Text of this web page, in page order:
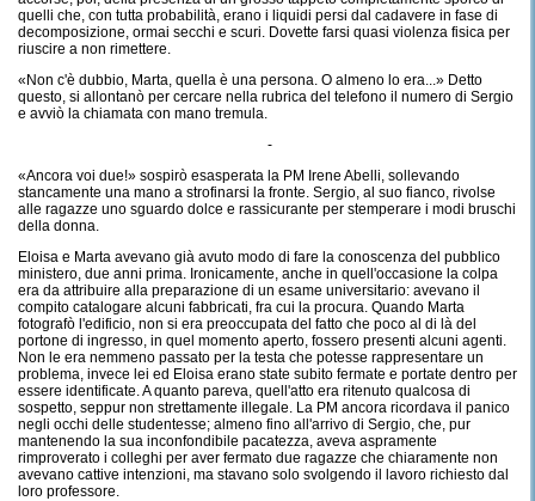
quelli che, con tutta probabilità, erano i liquidi persi dal cadavere in fase di
decomposizione, ormai secchi e scuri. Dovette farsi quasi violenza fisica per
riuscire a non rimettere.
«Non c'è dubbio, Marta, quella è una persona. O almeno lo era...» Detto
questo, si allontanò per cercare nella rubrica del telefono il numero di Sergio
e avviò la chiamata con mano tremula.
-
«Ancora voi due!» sospirò esasperata la PM Irene Abelli, sollevando
stancamente una mano a strofinarsi la fronte. Sergio, al suo fianco, rivolse
alle ragazze uno sguardo dolce e rassicurante per stemperare i modi bruschi
della donna.
Eloisa e Marta avevano già avuto modo di fare la conoscenza del pubblico
ministero, due anni prima. Ironicamente, anche in quell'occasione la colpa
era da attribuire alla preparazione di un esame universitario: avevano il
compito catalogare alcuni fabbricati, fra cui la procura. Quando Marta
fotografò l'edificio, non si era preoccupata del fatto che poco al di là del
portone di ingresso, in quel momento aperto, fossero presenti alcuni agenti.
Non le era nemmeno passato per la testa che potesse rappresentare un
problema, invece lei ed Eloisa erano state subito fermate e portate dentro per
essere identificate. A quanto pareva, quell'atto era ritenuto qualcosa di
sospetto, seppur non strettamente illegale. La PM ancora ricordava il panico
negli occhi delle studentesse; almeno fino all'arrivo di Sergio, che, pur
mantenendo la sua inconfondibile pacatezza, aveva aspramente
rimproverato i colleghi per aver fermato due ragazze che chiaramente non
avevano cattive intenzioni, ma stavano solo svolgendo il lavoro richiesto dal
loro professore.